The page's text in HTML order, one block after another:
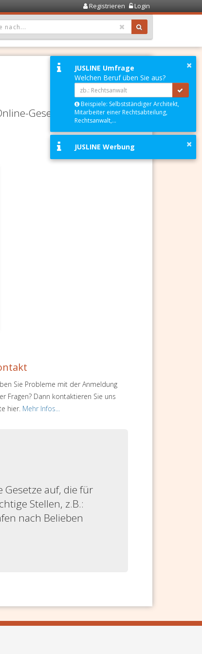
Registrieren Login
GEWÄHLTER WERT IST ALLE
Gesetze-Services und
Sie Probleme mit der Anmeldung
Fragen? Dann kontaktieren Sie uns
hier. Mehr Infos...
Gesetze auf, die für
Stellen, z.B.:
nach Belieben
×
JUSLINE Umfrage
Welchen Beruf üben Sie aus?
Beispiele: Selbstständiger Architekt,
Mitarbeiter einer Rechtsabteilung,
Rechtsanwalt,...
×
JUSLINE Werbung